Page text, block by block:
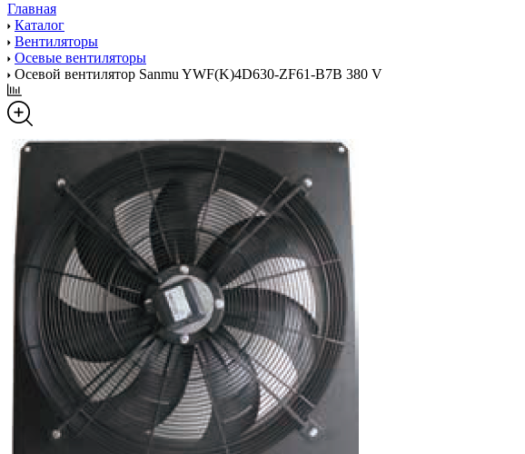
Главная
Каталог
Вентиляторы
Осевые вентиляторы
Осевой вентилятор Sanmu YWF(K)4D630-ZF61-B7B 380 V